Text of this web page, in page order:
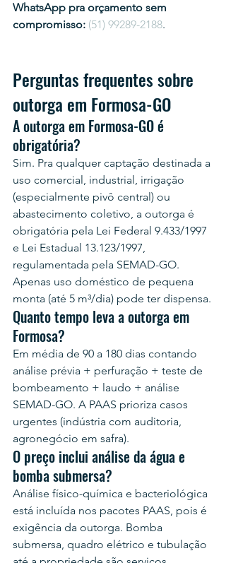
WhatsApp pra orçamento sem
compromisso: (51) 99289-2188.
Perguntas frequentes sobre
outorga em Formosa-GO
A outorga em Formosa-GO é
obrigatória?
Sim. Pra qualquer captação destinada a
uso comercial, industrial, irrigação
(especialmente pivô central) ou
abastecimento coletivo, a outorga é
obrigatória pela Lei Federal 9.433/1997
e Lei Estadual 13.123/1997,
regulamentada pela SEMAD-GO.
Apenas uso doméstico de pequena
monta (até 5 m³/dia) pode ter dispensa.
Quanto tempo leva a outorga em
Formosa?
Em média de 90 a 180 dias contando
análise prévia + perfuração + teste de
bombeamento + laudo + análise
SEMAD-GO. A PAAS prioriza casos
urgentes (indústria com auditoria,
agronegócio em safra).
O preço inclui análise da água e
bomba submersa?
Análise físico-química e bacteriológica
está incluída nos pacotes PAAS, pois é
exigência da outorga. Bomba
submersa, quadro elétrico e tubulação